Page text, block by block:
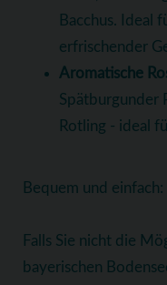
Bacchus. Ideal
erfrischender
Aromatische
Spätburgunder
Rotling - ideal
Bequem und
Falls Sie nicht die
bayerischen